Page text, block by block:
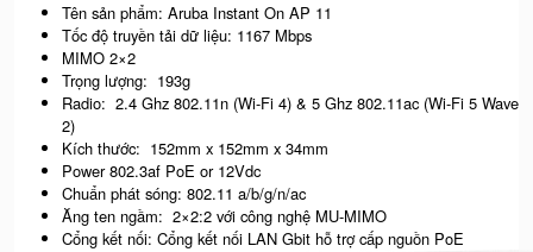
Tên sản phẩm: Aruba Instant On AP 11
Tốc độ truyền tải dữ liệu: 1167 Mbps
MIMO 2×2
Trọng lượng: 193g
Radio: 2.4 Ghz 802.11n (Wi-Fi 4) & 5 Ghz 802.11ac (Wi-Fi 5 Wave
2)
Kích thước: 152mm x 152mm x 34mm
Power 802.3af PoE or 12Vdc
Chuẩn phát sóng: 802.11 a/b/g/n/ac
Ăng ten ngầm: 2×2:2 với công nghệ MU-MIMO
Cổng kết nối: Cổng kết nối LAN Gbit hỗ trợ cấp nguồn PoE